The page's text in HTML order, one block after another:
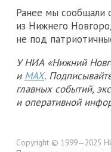
Ранее мы сообщали
из Нижнего
не под
У НИА «Нижний
и MAX.
главных событий,
и оперативной
Copyright © 1999—2025